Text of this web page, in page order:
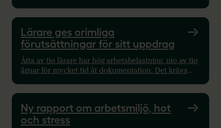
Lärare ges orimliga
förutsättningar för sitt uppdrag
Åtta av tio lärare har hög arbetsbelastning, nio av tio
ägnar för mycket tid åt dokumentation. Det krävs
Ny rapport om arbetsmiljö, hot
och stress